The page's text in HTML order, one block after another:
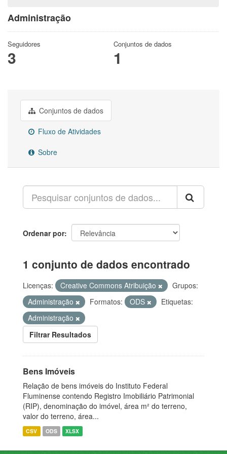
Administração
Seguidores
3
Conjuntos de dados
1
Conjuntos de dados
Fluxo de Atividades
Sobre
Ordenar por
1 conjunto de dados encontrado
Licenças: Creative Commons Atribuição
Grupos:
Administração
Formatos: ODS
Etiquetas:
Administração
Filtrar Resultados
Bens Imóveis
Relação de bens imóveis do Instituto Federal
Fluminense contendo Registro Imobiliário Patrimonial
(RIP), denominação do imóvel, área m² do terreno,
valor do terreno, área...
CSV ODS XLSX